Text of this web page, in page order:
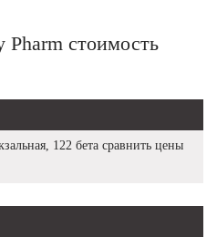
стоимость
122 бета сравнить цены